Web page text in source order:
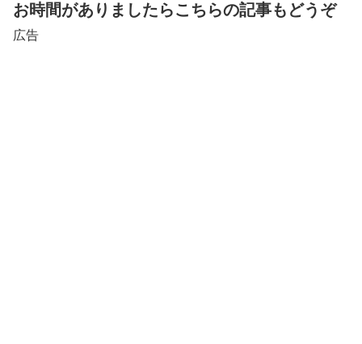
お時間がありましたらこちらの記事もどうぞ
広告